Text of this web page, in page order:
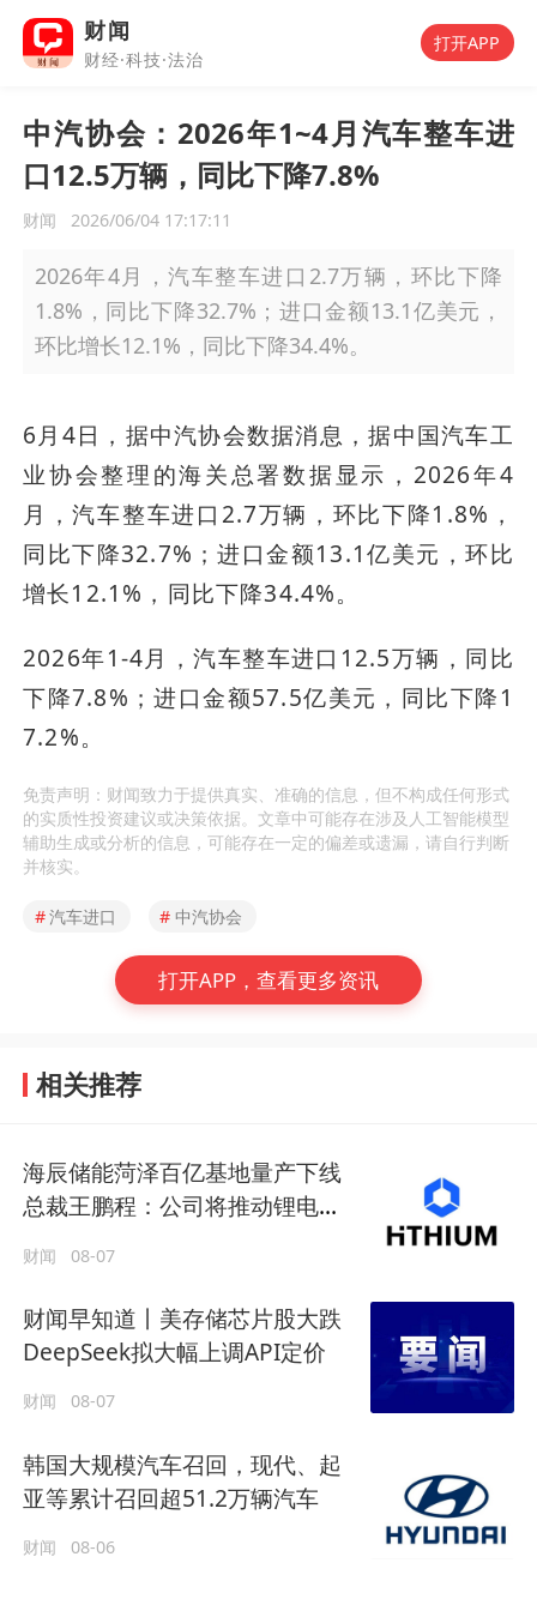
财闻
财经·科技·法治
打开APP
中汽协会：2026年1~4月汽车整车进
口12.5万辆，同比下降7.8%
财闻 2026/06/04 17:17:11
2026年4月，汽车整车进口2.7万辆，环比下降
1.8%，同比下降32.7%；进口金额13.1亿美元，
环比增长12.1%，同比下降34.4%。
6月4日，据中汽协会数据消息，据中国汽车工
业协会整理的海关总署数据显示，2026年4
月，汽车整车进口2.7万辆，环比下降1.8%，
同比下降32.7%；进口金额13.1亿美元，环比
增长12.1%，同比下降34.4%。
2026年1-4月，汽车整车进口12.5万辆，同比
下降7.8%；进口金额57.5亿美元，同比下降1
7.2%。
免责声明：财闻致力于提供真实、准确的信息，但不构成任何形式
的实质性投资建议或决策依据。文章中可能存在涉及人工智能模型
辅助生成或分析的信息，可能存在一定的偏差或遗漏，请自行判断
并核实。
#汽车进口 # 中汽协会
打开APP，查看更多资讯
相关推荐
海辰储能菏泽百亿基地量产下线
总裁王鹏程：公司将推动锂电长
财闻 08-07
财闻早知道丨美存储芯片股大跌
DeepSeek拟大幅上调API定价
财闻 08-07
韩国大规模汽车召回，现代、起
亚等累计召回超51.2万辆汽车
财闻 08-06